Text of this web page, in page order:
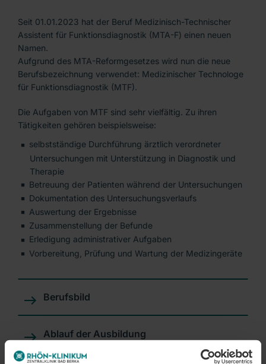
Medizinischer Technologe für Radiologie (MTR)
Medizinischer Technologe für Laboratoriumsanalytik (MTL)
Operationstechnische Assistenz (OTA)
Seit 01.01.2023 hat der Beruf Medizinisch-Technischer
Assistent für Funktionsdiagnostik (MTA-F) einen neuen
Namen.
Aufgrund des MTA-Reformgesetzes wird nun die neue
Berufsbezeichnung verwendet: Medizinischer Technologe
für Funktionsdiagnostik (MTF).
Die Aufgaben von MTF sind sehr vielfältig. Zu ihren
Tätigkeiten gehören beispielsweise:
selbstständige Durchführung ärztlich verordneter
Untersuchungen mit Unterstützung in Diagnostik und
Therapie
Betreuung der Patienten während der Untersuchungen
Dokumentation des Untersuchungsverlaufs
Auswertung der Ergebnisse
Zusammenstellung der Befunde
Erledigung administrativer Aufgaben
Vorbereitung, Prüfung und Wartung der Medizingeräte
Berufsbild
Ablauf der Ausbildung